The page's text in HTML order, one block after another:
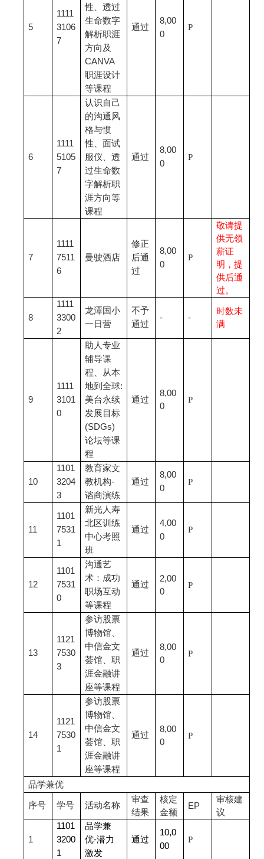
5
1111
3106
7
性、透过
生命数字
解析职涯
方向及
CANVA
职涯设计
等课程
通过
8,00
0
P
6
1111
5105
7
认识自己
的沟通风
格与惯
性、面试
服仪、透
过生命数
字解析职
涯方向等
课程
通过
8,00
0
P
7
1111
7511
6
曼驶酒店
修正
后通
过
8,00
0
P
敬请提
供无领
薪证
明，提
供后通
过。
8
1111
3300
2
龙潭国小
一日营
不予
通过
- -
时数未
满
9
1111
3101
0
助人专业
辅导课
程、从本
地到全球:
美台永续
发展目标
(SDGs)
论坛等课
程
通过
8,00
0
P
10
1101
3204
3
教育家文
教机构-
谘商演练
通过
8,00
0
P
11
1101
7531
1
新光人寿
北区训练
中心考照
班
通过
4,00
0
P
12
1101
7531
0
沟通艺
术：成功
职场互动
等课程
通过
2,00
0
P
13
1121
7530
3
参访股票
博物馆、
中信金文
荟馆、职
涯金融讲
座等课程
通过
8,00
0
P
14
1121
7530
1
参访股票
博物馆、
中信金文
荟馆、职
涯金融讲
座等课程
通过
8,00
0
P
品学兼优
序号 学号 活动名称
审查
结果
核定
金额
EP
审核建
议
1
1101
3200
1
品学兼
优-潜力
激发
通过
10,0
00
P